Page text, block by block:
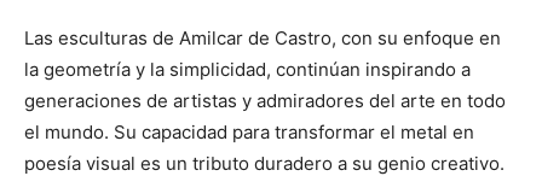
Las esculturas de Amilcar de Castro, con su enfoque en
la geometría y la simplicidad, continúan inspirando a
generaciones de artistas y admiradores del arte en todo
el mundo. Su capacidad para transformar el metal en
poesía visual es un tributo duradero a su genio creativo.